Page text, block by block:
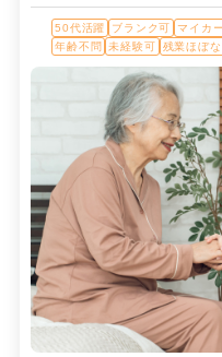
50代活躍 ブランク可 マイカ
年齢不問
未経験可 残業ほぼな